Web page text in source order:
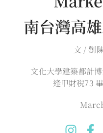
南台灣高
文 / 劉
文化大學建築都計
逢甲財稅73